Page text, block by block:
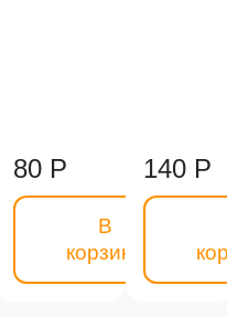
корзину
80 Р
В
корзину
140 Р